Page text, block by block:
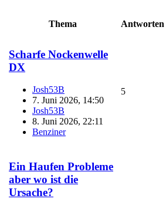
Thema Antworten
Scharfe Nockenwelle
DX
Josh53B
7. Juni 2026, 14:50
Josh53B
8. Juni 2026, 22:11
Benziner
5
Ein Haufen Probleme
aber wo ist die
Ursache?